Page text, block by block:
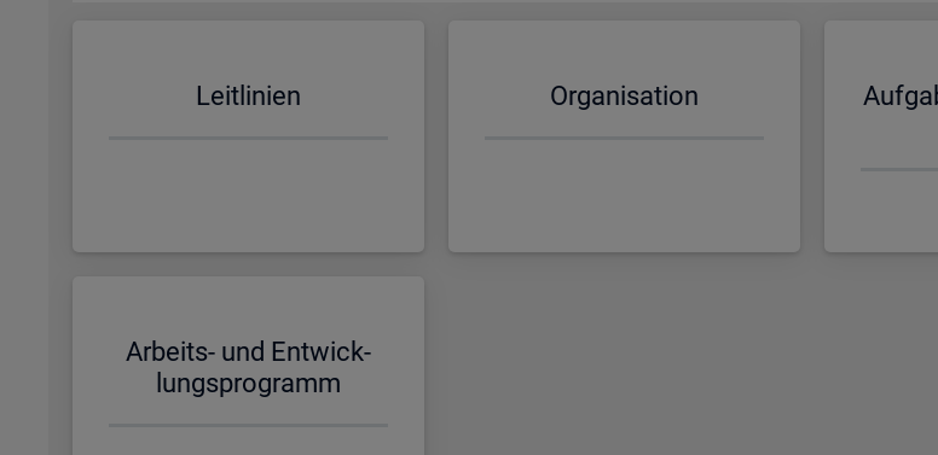
Leit­li­ni­en Or­ga­ni­sa­ti­on
Ar­beits- und Ent­wick­
lungs­pro­gramm